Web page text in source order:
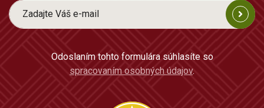
Odoslaním tohto formulára súhlasíte so
spracovaním osobných údajov.